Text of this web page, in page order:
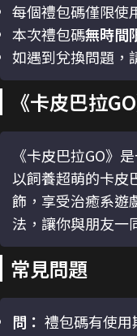
每個禮包碼僅限使
本次禮包碼無時間
如遇到兌換問題，
《卡皮巴拉
《卡皮巴拉GO》
以飼養超萌的卡皮
飾，享受治癒系遊
法，讓你與朋友一
常見問題
問： 禮包碼有使用